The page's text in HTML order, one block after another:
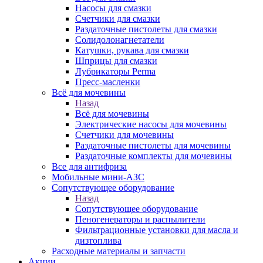
Насосы для смазки
Счетчики для смазки
Раздаточные пистолеты для смазки
Солидолонагнетатели
Катушки, рукава для смазки
Шприцы для смазки
Лубрикаторы Perma
Пресс-масленки
Всё для мочевины
Назад
Всё для мочевины
Электрические насосы для мочевины
Счетчики для мочевины
Раздаточные пистолеты для мочевины
Раздаточные комплекты для мочевины
Все для антифриза
Мобильные мини-АЗС
Сопутствующее оборудование
Назад
Сопутствующее оборудование
Пеногенераторы и распылители
Фильтрационные установки для масла и
дизтоплива
Расходные материалы и запчасти